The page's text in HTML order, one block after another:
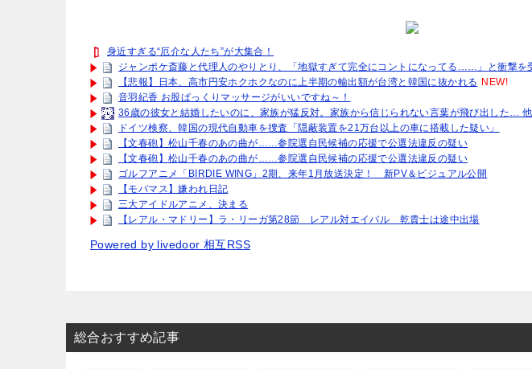
身近すぎる“厄介な人たち”が大集合！
ジャンポケ斎藤と代理人のやりとり、「地獄すぎて完全にコントになってる……」と衝撃を
【悲報】日本、高市円安ホクホクなのに上半期の輸出額が台湾と韓国に抜かれる NEW!
音羽紀香 お股ぱっくりマッサージがいいですね～！
36歳の彼女と結婚したいのに、家族が猛反対。家族から信じられない言葉が飛び出した… 他
ドイツ検察、韓国の現代自動車を捜査「隠蔽装置を21万台以上の車に搭載した疑い」
【文春砲】松山千春のあの曲が……参院選自民候補の応援で公選法違反の疑い
【文春砲】松山千春のあの曲が……参院選自民候補の応援で公選法違反の疑い
ゴルフアニメ「BIRDIE WING」2期、来年1月放送決定！ 新PV＆ビジュアル公開
【モバマス】嫌われ日記
三大アイドルアニメ、決まる
【レアル・マドリー】ラ・リーガ第28節 レアル対エイバル 乾貴士は途中出場
Powered by livedoor 相互RSS
総合おすすめ記事